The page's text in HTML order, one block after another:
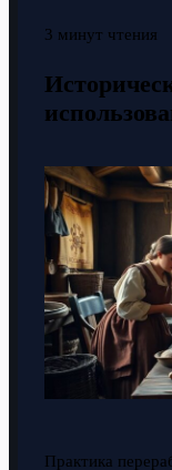
3 минут чтения
Практика